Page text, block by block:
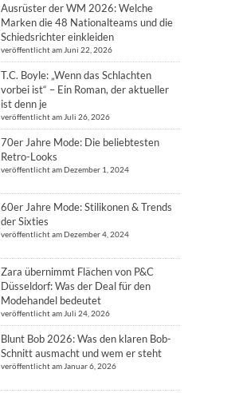
Ausrüster der WM 2026: Welche
Marken die 48 Nationalteams und die
Schiedsrichter einkleiden
veröffentlicht am Juni 22, 2026
T.C. Boyle: „Wenn das Schlachten
vorbei ist“ – Ein Roman, der aktueller
ist denn je
veröffentlicht am Juli 26, 2026
70er Jahre Mode: Die beliebtesten
Retro-Looks
veröffentlicht am Dezember 1, 2024
60er Jahre Mode: Stilikonen & Trends
der Sixties
veröffentlicht am Dezember 4, 2024
Zara übernimmt Flächen von P&C
Düsseldorf: Was der Deal für den
Modehandel bedeutet
veröffentlicht am Juli 24, 2026
Blunt Bob 2026: Was den klaren Bob-
Schnitt ausmacht und wem er steht
veröffentlicht am Januar 6, 2026